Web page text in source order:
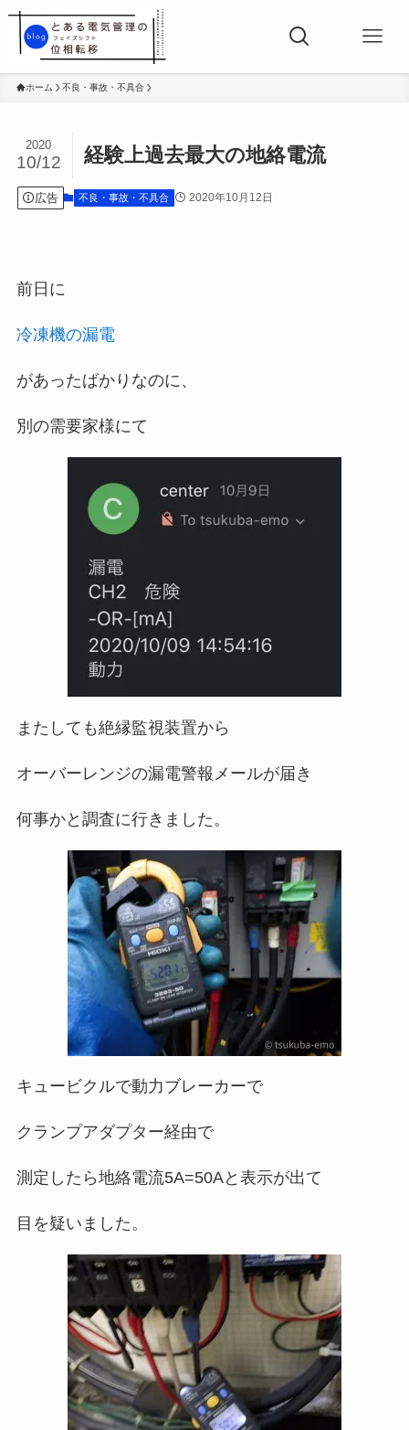
ホーム 不良・事故・不具合
経験上過去最大の地絡電流
2020
10/12
広告 不良・事故・不具合 2020年10月12日
前日に
冷凍機の漏電
があったばかりなのに、
別の需要家様にて
またしても絶縁監視装置から
オーバーレンジの漏電警報メールが届き
何事かと調査に行きました。
キュービクルで動力ブレーカーで
クランプアダプター経由で
測定したら地絡電流5A=50Aと表示が出て
目を疑いました。